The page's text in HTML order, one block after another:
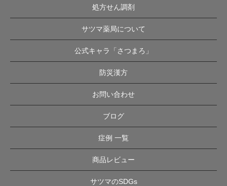
処方せん調剤
サツマ薬局について
公式キャラ「さつまろ」
防災漢方
お問い合わせ
ブログ
症例 一覧
商品レビュー
サツマのSDGs